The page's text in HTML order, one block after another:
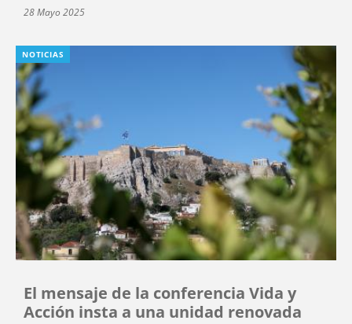
28 Mayo 2025
NOTICIAS
El mensaje de la conferencia Vida y
Acción insta a una unidad renovada